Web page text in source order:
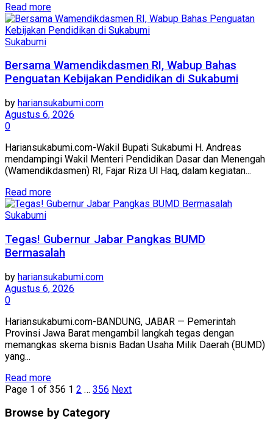
Read more
Sukabumi
Bersama Wamendikdasmen RI, Wabup Bahas
Penguatan Kebijakan Pendidikan di Sukabumi
by hariansukabumi.com
Agustus 6, 2026
0
Hariansukabumi.com-Wakil Bupati Sukabumi H. Andreas
mendampingi Wakil Menteri Pendidikan Dasar dan Menengah
(Wamendikdasmen) RI, Fajar Riza Ul Haq, dalam kegiatan...
Read more
Sukabumi
Tegas! Gubernur Jabar Pangkas BUMD
Bermasalah
by hariansukabumi.com
Agustus 6, 2026
0
Hariansukabumi.com-BANDUNG, JABAR — Pemerintah
Provinsi Jawa Barat mengambil langkah tegas dengan
memangkas skema bisnis Badan Usaha Milik Daerah (BUMD)
yang...
Read more
Page 1 of 356 1 2 … 356 Next
Browse by Category